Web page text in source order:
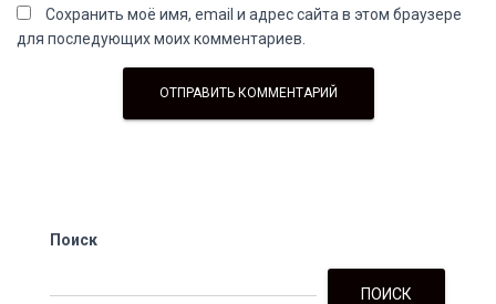
Сохранить моё имя, email и адрес сайта в этом браузере
для последующих моих комментариев.
Поиск
ПОИСК